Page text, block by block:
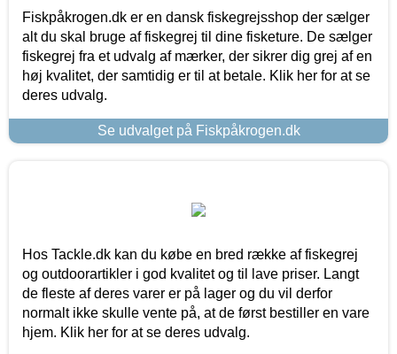
Fiskpåkrogen.dk er en dansk fiskegrejsshop der sælger
alt du skal bruge af fiskegrej til dine fisketure. De sælger
fiskegrej fra et udvalg af mærker, der sikrer dig grej af en
høj kvalitet, der samtidig er til at betale. Klik her for at se
deres udvalg.
Se udvalget på Fiskpåkrogen.dk
Hos Tackle.dk kan du købe en bred række af fiskegrej
og outdoorartikler i god kvalitet og til lave priser. Langt
de fleste af deres varer er på lager og du vil derfor
normalt ikke skulle vente på, at de først bestiller en vare
hjem. Klik her for at se deres udvalg.